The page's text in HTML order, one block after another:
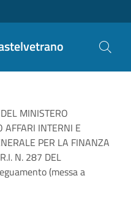
MINISTERO
AFFARI INTERNI E
PER LA FINANZA
N. 287 DEL
(messa a